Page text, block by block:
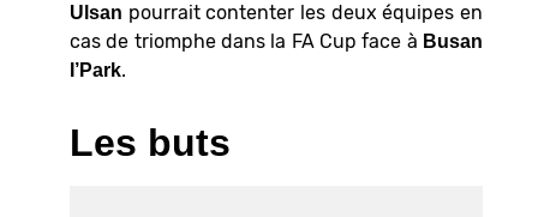
Ulsan pourrait contenter les deux équipes en
cas de triomphe dans la FA Cup face à Busan
I’Park.
Les buts